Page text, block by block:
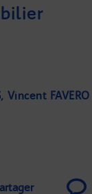
Vincent FAVERO
CHOPLIN-TEXIER